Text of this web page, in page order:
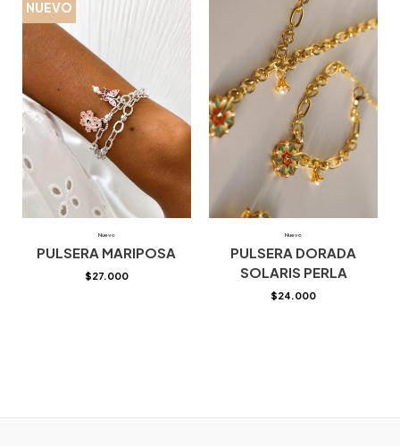
NUEVO
Nuevo
PULSERA MARIPOSA
$27.000
Nuevo
PULSERA DORADA
SOLARIS PERLA
$24.000